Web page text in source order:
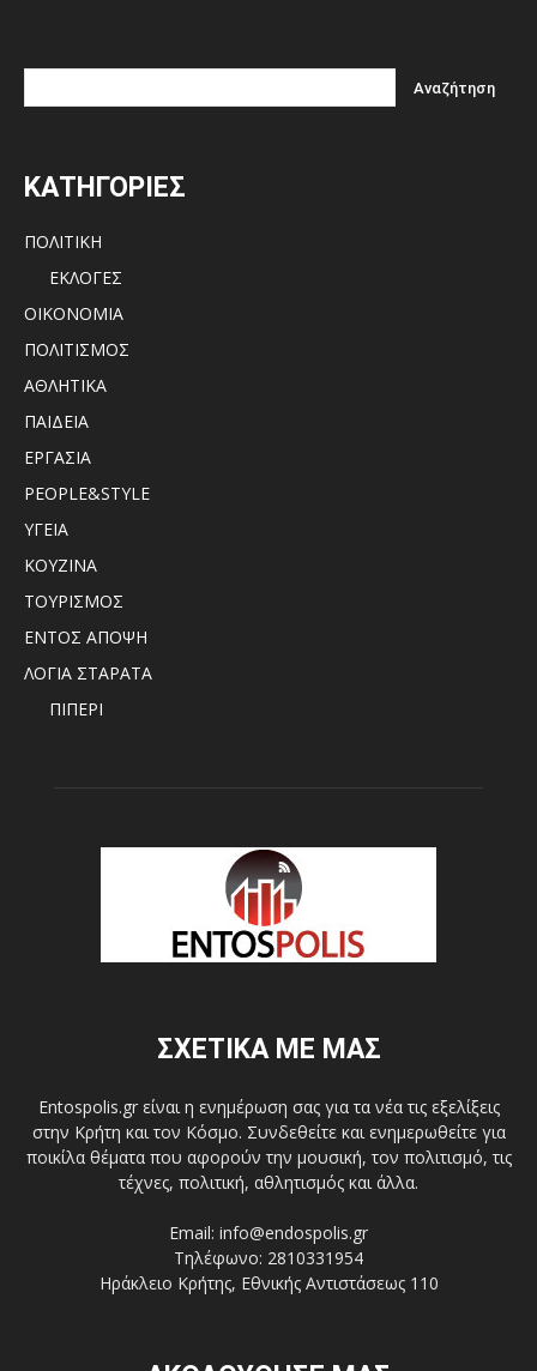
ΚΑΤΗΓΟΡΙΕΣ
ΠΟΛΙΤΙΚΗ
ΕΚΛΟΓΕΣ
ΟΙΚΟΝΟΜΙΑ
ΠΟΛΙΤΙΣΜΟΣ
ΑΘΛΗΤΙΚΑ
ΠΑΙΔΕΙΑ
ΕΡΓΑΣΙΑ
PEOPLE&STYLE
ΥΓΕΙΑ
ΚΟΥΖΙΝΑ
ΤΟΥΡΙΣΜΟΣ
ΕΝΤΟΣ ΑΠΟΨΗ
ΛΟΓΙΑ ΣΤΑΡΑΤΑ
ΠΙΠΕΡΙ
ΣΧΕΤΙΚΑ ΜΕ ΜΑΣ
Entospolis.gr είναι η ενημέρωση σας για τα νέα τις εξελίξεις
στην Κρήτη και τον Κόσμο. Συνδεθείτε και ενημερωθείτε για
ποικίλα θέματα που αφορούν την μουσική, τον πολιτισμό, τις
τέχνες, πολιτική, αθλητισμός και άλλα.
Email: info@endospolis.gr
Τηλέφωνο: 2810331954
Ηράκλειο Κρήτης, Εθνικής Αντιστάσεως 110